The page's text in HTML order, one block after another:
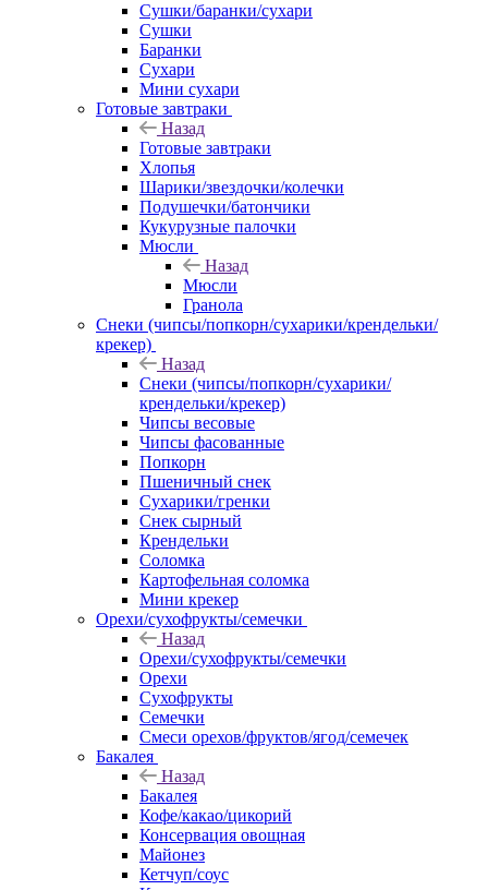
Сушки/баранки/сухари
Сушки
Баранки
Сухари
Мини сухари
Готовые завтраки
Назад
Готовые завтраки
Хлопья
Шарики/звездочки/колечки
Подушечки/батончики
Кукурузные палочки
Мюсли
Назад
Мюсли
Гранола
Снеки (чипсы/попкорн/сухарики/крендельки/
крекер)
Назад
Снеки (чипсы/попкорн/сухарики/
крендельки/крекер)
Чипсы весовые
Чипсы фасованные
Попкорн
Пшеничный снек
Сухарики/гренки
Снек сырный
Крендельки
Соломка
Картофельная соломка
Мини крекер
Орехи/сухофрукты/семечки
Назад
Орехи/сухофрукты/семечки
Орехи
Сухофрукты
Семечки
Смеси орехов/фруктов/ягод/семечек
Бакалея
Назад
Бакалея
Кофе/какао/цикорий
Консервация овощная
Майонез
Кетчуп/соус